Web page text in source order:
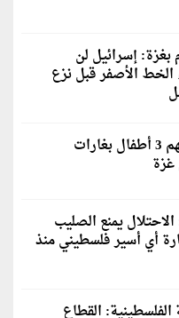
إسرائيل لن
الأصفر قبل نزع
10 شهداء منهم 3 أطفال بغارات
غزة
يمنع الصليب
أي أسير فلسطيني منذ
القطاع